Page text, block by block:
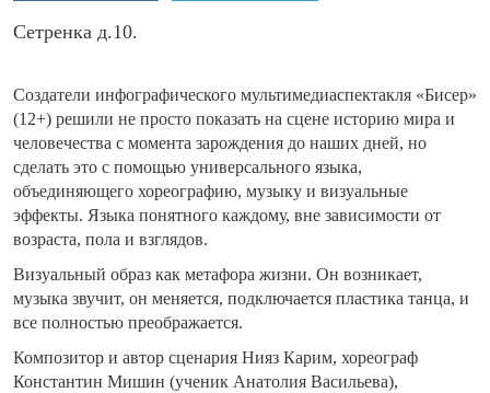
Сетренка д.10.
Создатели инфографического мультимедиаспектакля «Бисер»
(12+) решили не просто показать на сцене историю мира и
человечества с момента зарождения до наших дней, но
сделать это с помощью универсального языка,
объединяющего хореографию, музыку и визуальные
эффекты. Языка понятного каждому, вне зависимости от
возраста, пола и взглядов.
Визуальный образ как метафора жизни. Он возникает,
музыка звучит, он меняется, подключается пластика танца, и
все полностью преображается.
Композитор и автор сценария Нияз Карим, хореограф
Константин Мишин (ученик Анатолия Васильева),